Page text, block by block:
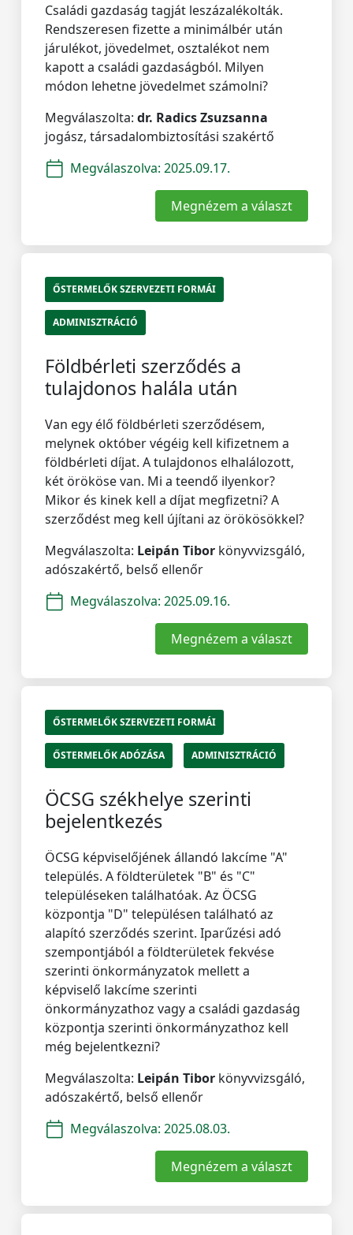
Családi gazdaság tagját leszázalékolták.
Rendszeresen fizette a minimálbér után
járulékot, jövedelmet, osztalékot nem
kapott a családi gazdaságból. Milyen
módon lehetne jövedelmet számolni?
Megválaszolta: dr. Radics Zsuzsanna
jogász, társadalombiztosítási szakértő
Megválaszolva: 2025.09.17.
Megnézem a választ
ŐSTERMELŐK SZERVEZETI FORMÁI
ADMINISZTRÁCIÓ
Földbérleti szerződés a
tulajdonos halála után
Van egy élő földbérleti szerződésem,
melynek október végéig kell kifizetnem a
földbérleti díjat. A tulajdonos elhalálozott,
két örököse van. Mi a teendő ilyenkor?
Mikor és kinek kell a díjat megfizetni? A
szerződést meg kell újítani az örökösökkel?
Megválaszolta: Leipán Tibor könyvvizsgáló,
adószakértő, belső ellenőr
Megválaszolva: 2025.09.16.
Megnézem a választ
ŐSTERMELŐK SZERVEZETI FORMÁI
ŐSTERMELŐK ADÓZÁSA ADMINISZTRÁCIÓ
ÖCSG székhelye szerinti
bejelentkezés
ÖCSG képviselőjének állandó lakcíme "A"
település. A földterületek "B" és "C"
településeken találhatóak. Az ÖCSG
központja "D" településen található az
alapító szerződés szerint. Iparűzési adó
szempontjából a földterületek fekvése
szerinti önkormányzatok mellett a
képviselő lakcíme szerinti
önkormányzathoz vagy a családi gazdaság
központja szerinti önkormányzathoz kell
még bejelentkezni?
Megválaszolta: Leipán Tibor könyvvizsgáló,
adószakértő, belső ellenőr
Megválaszolva: 2025.08.03.
Megnézem a választ